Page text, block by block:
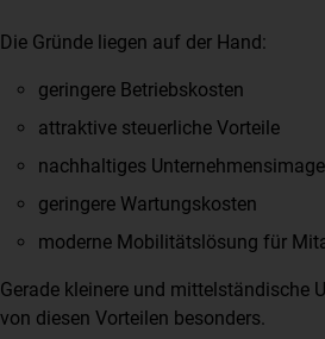
Die Gründe liegen auf der Hand:
geringere Betriebskosten
attraktive steuerliche Vorteile
nachhaltiges Unternehmensimage
geringere Wartungskosten
moderne Mobilitätslösung für
Gerade kleinere und mittelständische
von diesen Vorteilen besonders.